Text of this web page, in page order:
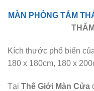
MÀN PHÒNG TẮM
Kích thước phổ biến
180 x 180cm, 180 x
Tại Thế Giới Màn Cửa